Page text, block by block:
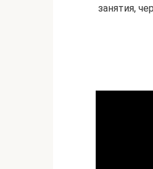
занятия,